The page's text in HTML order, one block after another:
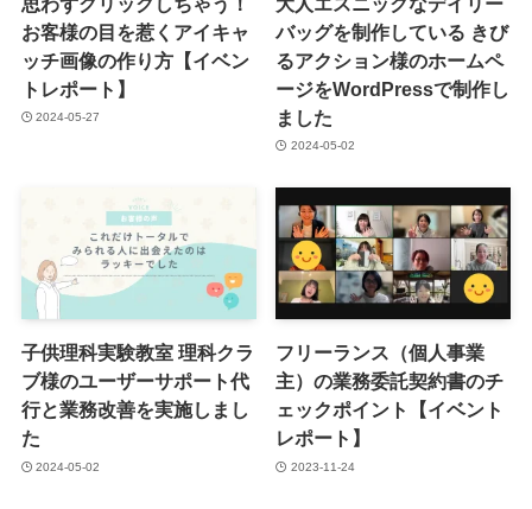
お客様の目を惹くアイキャ
ッチ画像の作り方【イベン
トレポート】
2024-05-27
バッグを制作している きび
るアクション様のホームペ
ージをWordPressで制作し
ました
2024-05-02
子供理科実験教室 理科クラ
ブ様のユーザーサポート代
行と業務改善を実施しまし
た
2024-05-02
フリーランス（個人事業
主）の業務委託契約書のチ
ェックポイント【イベント
レポート】
2023-11-24